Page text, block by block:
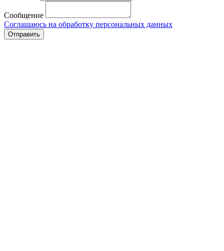
Сообщение
Соглашаюсь на обработку персональных данных
Отправить